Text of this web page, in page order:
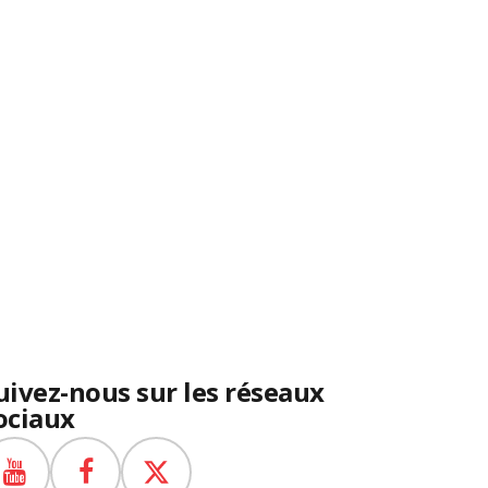
nous sur les réseaux